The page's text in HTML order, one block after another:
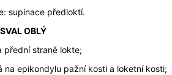
supinace předloktí.
OBLÝ
přední straně lokte;
na epikondylu pažní kosti a loketní kosti;